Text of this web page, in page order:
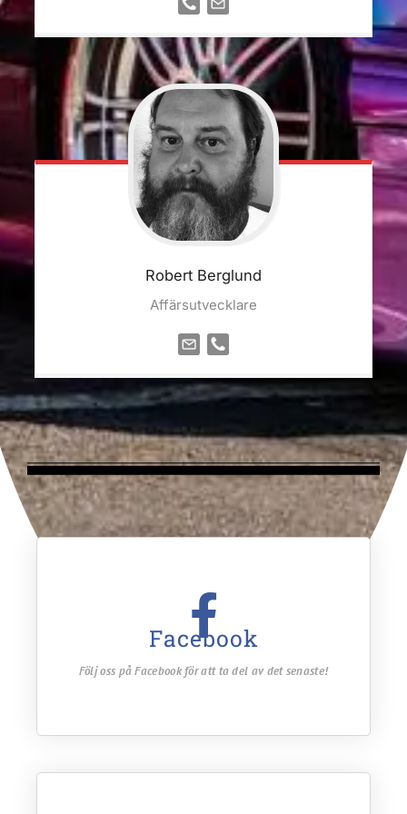
Robert Berglund
Affärsutvecklare
Facebook
Följ oss på Facebook för att ta del av det senaste!